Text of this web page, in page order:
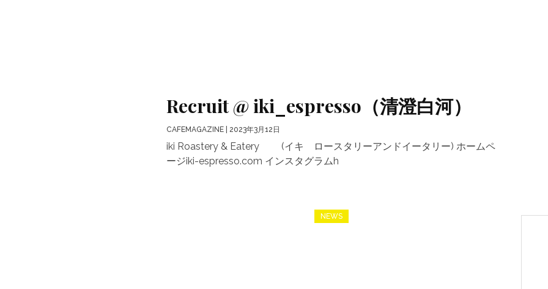
Recruit @ iki_espresso（清澄白河）
CAFEMAGAZINE | 2023年3月12日
iki Roastery & Eatery (イキ ロースタリーアンドイータリー) ホームペ
ージiki-espresso.com インスタグラムh
NEWS